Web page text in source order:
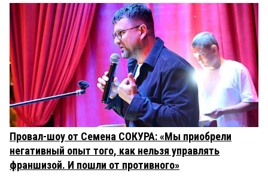
Провал-шоу от Семена СОКУРА: «Мы приобрели
негативный опыт того, как нельзя управлять
франшизой. И пошли от противного»